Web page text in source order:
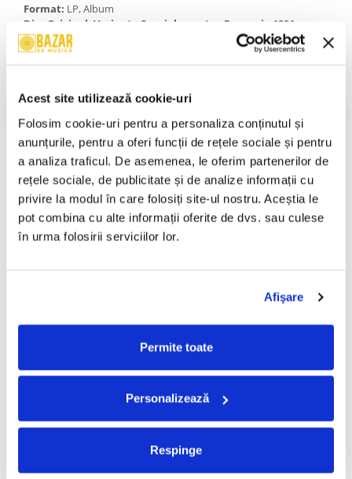
Acest site utilizează cookie-uri
Folosim cookie-uri pentru a personaliza conținutul și
anunțurile, pentru a oferi funcții de rețele sociale și pentru
a analiza traficul. De asemenea, le oferim partenerilor de
rețele sociale, de publicitate și de analize informații cu
privire la modul în care folosiți site-ul nostru. Aceștia le
pot combina cu alte informații oferite de dvs. sau culese
în urma folosirii serviciilor lor.
Afişare
Permite toate
Personalizează
Respinge
Format: LP, Album
Disc Original. Varianta Speciala pentru Romania 1991
An Lansare:
Stil:Disco, Pop Rock, Contemporary R&B, New Jack Swing, Pop
Informatii conformitate produs
Review-uri(0)
PRODUSE ALTERNATIVE
FRECVENT CUMPARATE
IMPREUNA